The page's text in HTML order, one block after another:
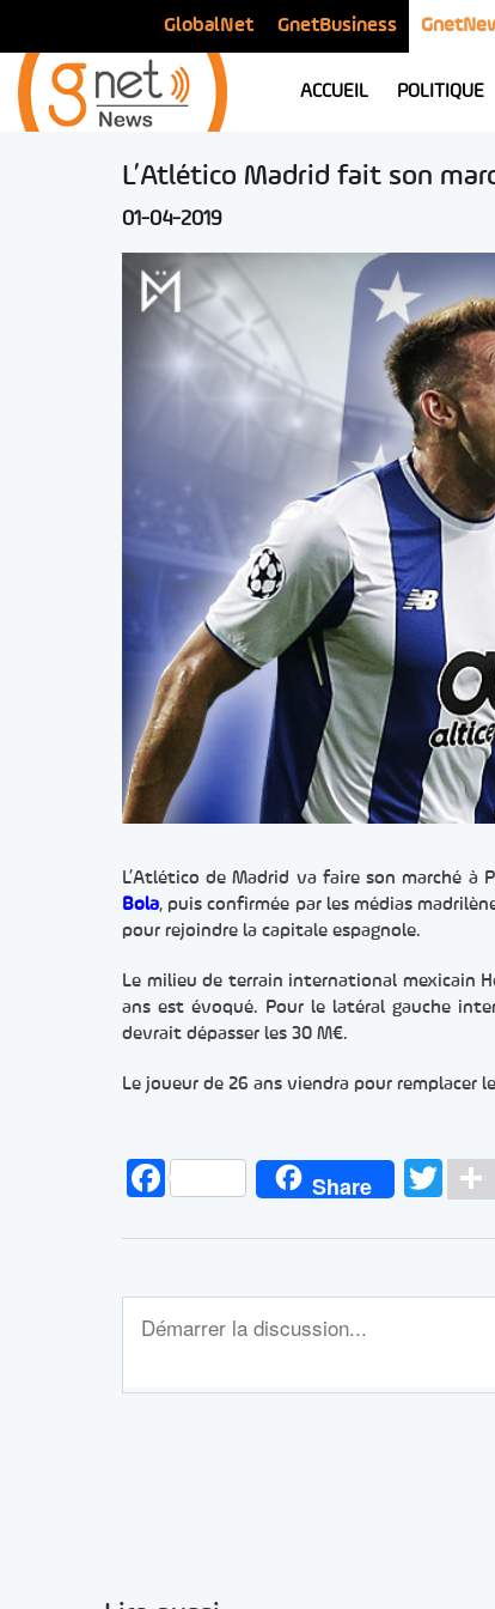
GlobalNet GnetBusiness
ACCUEIL POLITIQUE
L’Atlético Madrid fait son
01-04-2019
L’Atlético de Madrid va faire son marché
Bola, puis confirmée par les médias
pour rejoindre la capitale espagnole.
Le milieu de terrain international mexicain
ans est évoqué. Pour le latéral gauche
devrait dépasser les 30 M€.
Le joueur de 26 ans viendra pour remplacer
FacebookShare